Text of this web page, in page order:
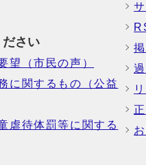
さい
望（市民の声）
に関するもの（公益
虐待体罰等に関する